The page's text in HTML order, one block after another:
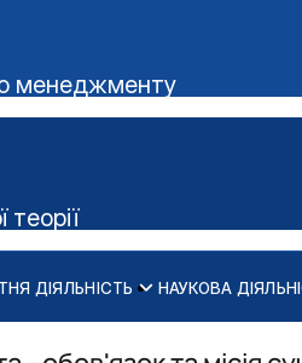
менеджменту
ДІЯЛЬНІСТЬ НАУКОВА